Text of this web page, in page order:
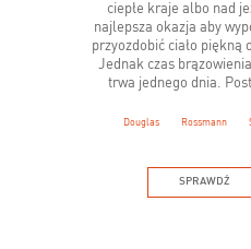
ciepłe kraje albo nad
najlepsza okazja aby
przyozdobić ciało piękną
Jednak czas
trwa jednego dnia.
Douglas Rossmann
SPRAWDŹ